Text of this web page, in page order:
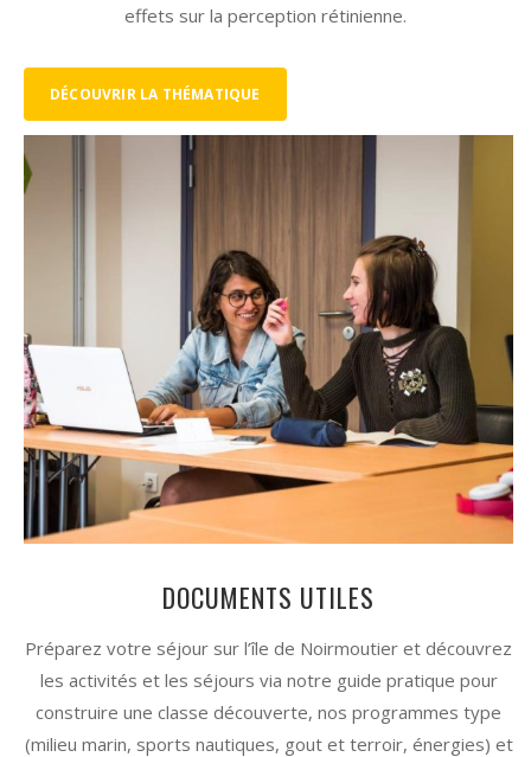
effets sur la perception rétinienne.
DÉCOUVRIR LA THÉMATIQUE
DOCUMENTS UTILES
Préparez votre séjour sur l’île de Noirmoutier et découvrez
les activités et les séjours via notre guide pratique pour
construire une classe découverte, nos programmes type
(milieu marin, sports nautiques, gout et terroir, énergies) et